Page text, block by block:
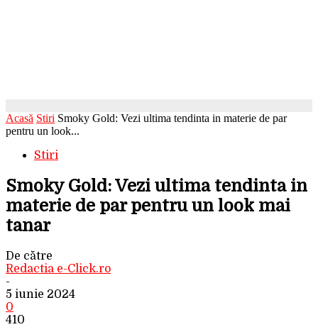
Acasă Stiri Smoky Gold: Vezi ultima tendinta in materie de par
pentru un look...
Stiri
Smoky Gold: Vezi ultima tendinta in
materie de par pentru un look mai
tanar
De către
Redactia e-Click.ro
-
5 iunie 2024
0
410